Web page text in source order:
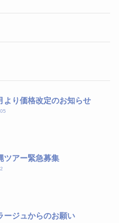
より価格改定のお知らせ
ツアー緊急募集
ージュからのお願い